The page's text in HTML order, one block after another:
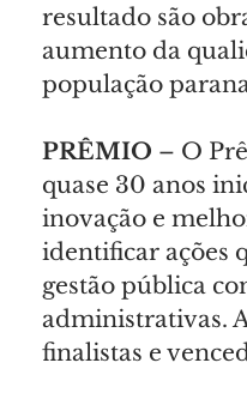
resultado são
aumento da
população
PRÊMIO – O
quase 30 anos
inovação e
identificar ações
gestão pública
administrativas.
finalistas e